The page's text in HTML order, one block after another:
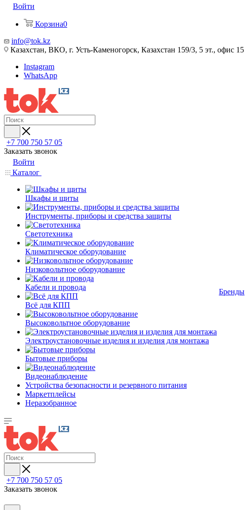
Войти
Корзина0
info@tok.kz
Казахстан, ВКО, г. Усть-Каменогорск, Казахстан 159/3, 5 эт., офис 15
Instagram
WhatsApp
+7 700 750 57 05
Заказать звонок
Войти
Каталог
Шкафы и щиты
Инструменты, приборы и средства защиты
Светотехника
Климатическое оборудование
Низковольтное оборудование
Кабели и провода
Всё для КПП
Высоковольтное оборудование
Электроустановочные изделия и изделия для монтажа
Бытовые приборы
Видеонаблюдение
Устройства безопасности и резервного питания
Маркетплейсы
Неразобранное
Бренды
+7 700 750 57 05
Заказать звонок